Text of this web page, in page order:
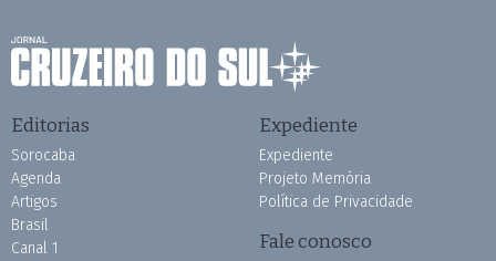
Editorias
Sorocaba
Agenda
Artigos
Brasil
Canal 1
Expediente
Expediente
Projeto Memória
Política de Privacidade
Fale conosco